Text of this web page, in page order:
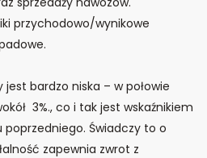
przychodowo/wynikowe
bardzo niska – w połowie
3%., co i tak jest wskaźnikiem
Świadczy to o
zapewnia zwrot z